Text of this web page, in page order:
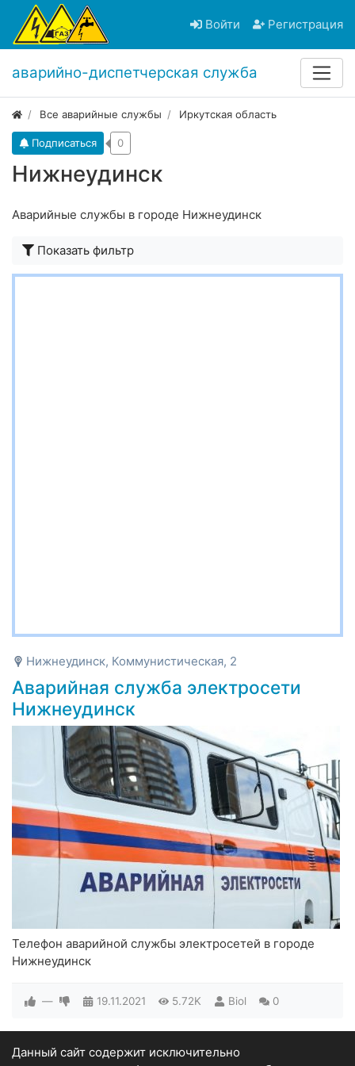
Войти Регистрация
аварийно-диспетчерская служба
Все аварийные службы Иркутская область
Нижнеудинск
Подписаться 0
Аварийные службы в городе Нижнеудинск
Показать фильтр
Нижнеудинск, Коммунистическая, 2
Аварийная служба электросети
Нижнеудинск
Телефон аварийной службы электросетей в городе
Нижнеудинск
— 19.11.2021 5.72K Biol 0
Данный сайт содержит исключительно